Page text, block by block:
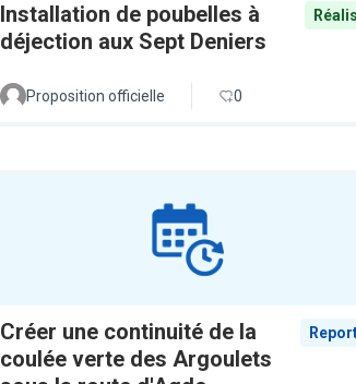
Installation de poubelles à
déjection aux Sept Deniers
Proposition officielle 0
Créer une continuité de la
coulée verte des Argoulets